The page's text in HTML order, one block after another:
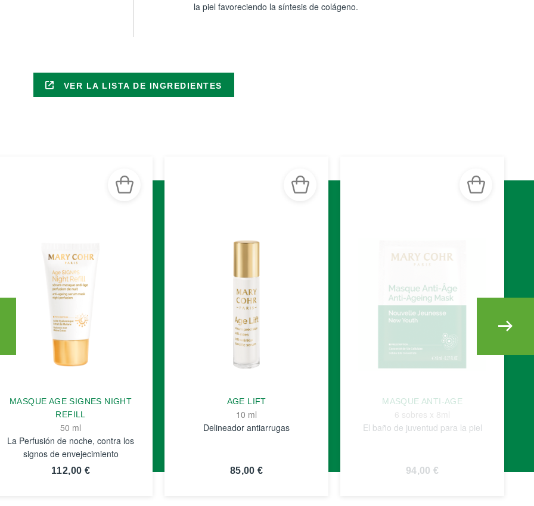
la piel favoreciendo la síntesis de colágeno.
VER LA LISTA DE INGREDIENTES
MASQUE AGE SIGNES NIGHT
REFILL
50 ml
La Perfusión de noche, contra los
signos de envejecimiento
112,00 €
AGE LIFT
10 ml
Delineador antiarrugas
85,00 €
MASQUE ANTI-AGE
6 sobres x 8ml
El baño de juventud para la piel
94,00 €